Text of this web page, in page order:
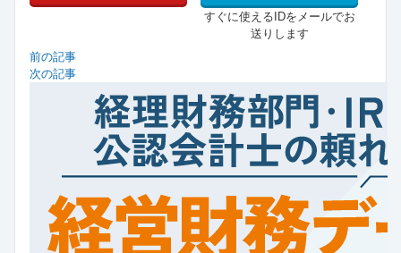
すぐに使えるIDをメールでお
送りします
前の記事
次の記事